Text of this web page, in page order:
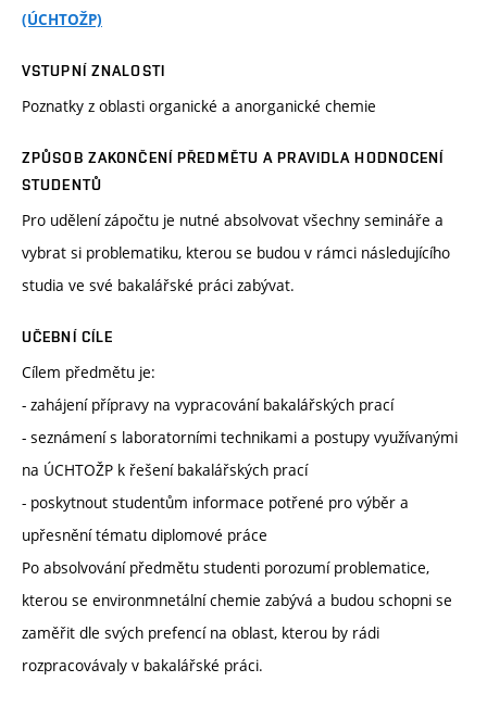
(ÚCHTOŽP)
VSTUPNÍ ZNALOSTI
Poznatky z oblasti organické a anorganické chemie
ZPŮSOB ZAKONČENÍ PŘEDMĚTU A PRAVIDLA HODNOCENÍ
STUDENTŮ
Pro udělení zápočtu je nutné absolvovat všechny semináře a
vybrat si problematiku, kterou se budou v rámci následujícího
studia ve své bakalářské práci zabývat.
UČEBNÍ CÍLE
Cílem předmětu je:
- zahájení přípravy na vypracování bakalářských prací
- seznámení s laboratorními technikami a postupy využívanými
na ÚCHTOŽP k řešení bakalářských prací
- poskytnout studentům informace potřené pro výběr a
upřesnění tématu diplomové práce
Po absolvování předmětu studenti porozumí problematice,
kterou se environmnetální chemie zabývá a budou schopni se
zaměřit dle svých prefencí na oblast, kterou by rádi
rozpracovávaly v bakalářské práci.